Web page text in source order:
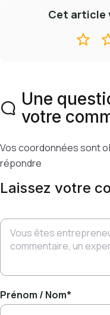
Cet article
Une
votre
Vos coordonnées sont
répondre
Laissez votre
Prénom / Nom*